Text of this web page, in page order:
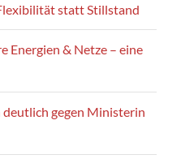
statt Stillstand
Energien & Netze – eine
deutlich gegen Ministerin